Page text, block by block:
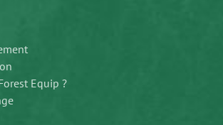
Equip ?